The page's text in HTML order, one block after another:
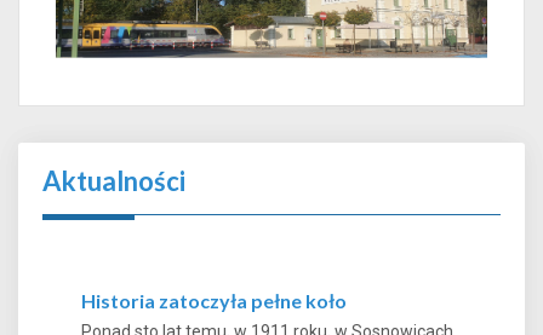
Aktualności
Historia zatoczyła pełne koło
Ponad sto lat temu, w 1911 roku, w Sosnowicach